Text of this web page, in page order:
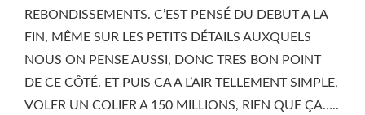
REBONDISSEMENTS. C’EST PENSÉ DU DEBUT A LA
FIN, MÊME SUR LES PETITS DÉTAILS AUXQUELS
NOUS ON PENSE AUSSI, DONC TRES BON POINT
DE CE CÔTÉ. ET PUIS CA A L’AIR TELLEMENT SIMPLE,
VOLER UN COLIER A 150 MILLIONS, RIEN QUE ÇA…..